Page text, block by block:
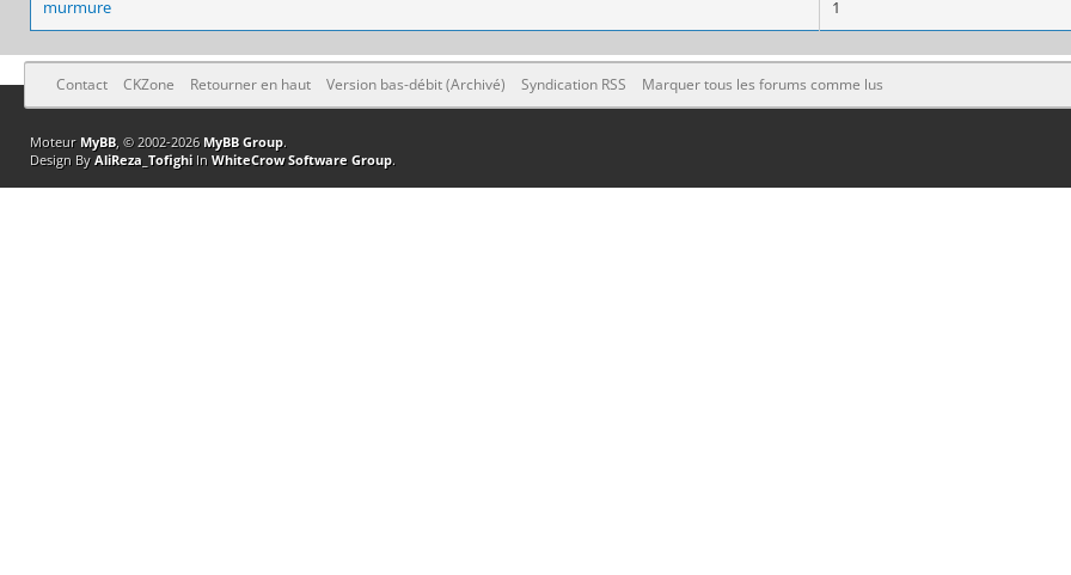
murmure 1
Contact CKZone Retourner en haut Version bas-débit (Archivé) Syndication RSS Marquer tous les forums comme lus
Moteur MyBB, © 2002-2026 MyBB Group.
Design By AliReza_TofighiIn WhiteCrow Software Group.